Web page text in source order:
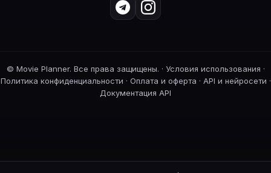
© Movie Planner. Все права защищены. · Условия использования ·
Политика конфиденциальности · Оплата и оферта · API и нейросети ·
Документация API